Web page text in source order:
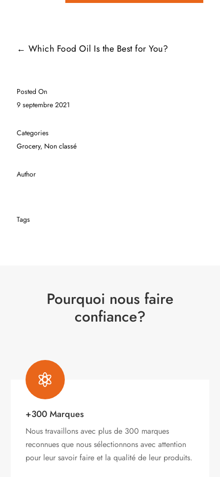
Posted On
9 septembre 2021
Categories
Grocery, Non classé
Author
Tags
← Which Food Oil Is the Best for You?
Pourquoi nous faire
confiance?

+300 Marques
Nous travaillons avec plus de 300 marques
reconnues que nous sélectionnons avec attention
pour leur savoir faire et la qualité de leur produits.